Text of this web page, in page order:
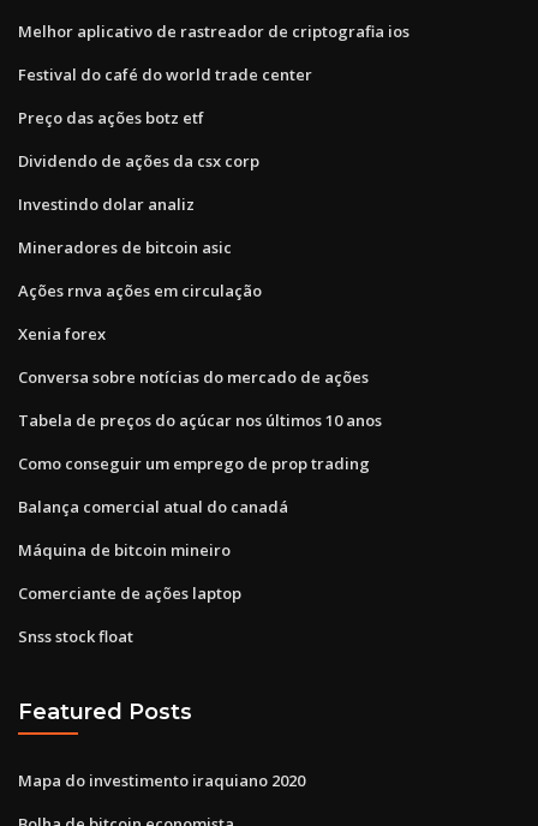
Melhor aplicativo de rastreador de criptografia ios
Festival do café do world trade center
Preço das ações botz etf
Dividendo de ações da csx corp
Investindo dolar analiz
Mineradores de bitcoin asic
Ações rnva ações em circulação
Xenia forex
Conversa sobre notícias do mercado de ações
Tabela de preços do açúcar nos últimos 10 anos
Como conseguir um emprego de prop trading
Balança comercial atual do canadá
Máquina de bitcoin mineiro
Comerciante de ações laptop
Snss stock float
Featured Posts
Mapa do investimento iraquiano 2020